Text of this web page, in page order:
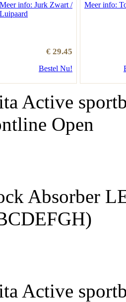
Meer info: Jurk Zwart /
Luipaard
€ 29.45
Bestel Nu!
Meer info:
Active
Open
Absorber
Active